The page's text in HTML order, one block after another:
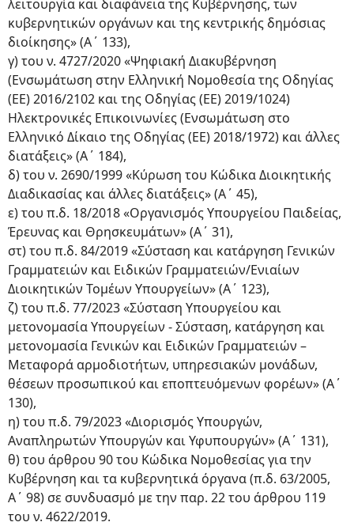
λειτουργία και διαφάνεια της Κυβέρνησης, των
κυβερνητικών οργάνων και της κεντρικής δημόσιας
διοίκησης» (Α΄ 133),
γ) του ν. 4727/2020 «Ψηφιακή Διακυβέρνηση
(Ενσωμάτωση στην Ελληνική Νομοθεσία της Οδηγίας
(ΕΕ) 2016/2102 και της Οδηγίας (ΕΕ) 2019/1024)
Ηλεκτρονικές Επικοινωνίες (Ενσωμάτωση στο
Ελληνικό Δίκαιο της Οδηγίας (ΕΕ) 2018/1972) και άλλες
διατάξεις» (Α΄ 184),
δ) του ν. 2690/1999 «Κύρωση του Κώδικα Διοικητικής
Διαδικασίας και άλλες διατάξεις» (Α΄ 45),
ε) του π.δ. 18/2018 «Οργανισμός Υπουργείου Παιδείας,
Έρευνας και Θρησκευμάτων» (Α΄ 31),
στ) του π.δ. 84/2019 «Σύσταση και κατάργηση Γενικών
Γραμματειών και Ειδικών Γραμματειών/Ενιαίων
Διοικητικών Τομέων Υπουργείων» (Α΄ 123),
ζ) του π.δ. 77/2023 «Σύσταση Υπουργείου και
μετονομασία Υπουργείων - Σύσταση, κατάργηση και
μετονομασία Γενικών και Ειδικών Γραμματειών –
Μεταφορά αρμοδιοτήτων, υπηρεσιακών μονάδων,
θέσεων προσωπικού και εποπτευόμενων φορέων» (Α΄
130),
η) του π.δ. 79/2023 «Διορισμός Υπουργών,
Αναπληρωτών Υπουργών και Υφυπουργών» (Α΄ 131),
θ) του άρθρου 90 του Κώδικα Νομοθεσίας για την
Κυβέρνηση και τα κυβερνητικά όργανα (π.δ. 63/2005,
Α΄ 98) σε συνδυασμό με την παρ. 22 του άρθρου 119
του ν. 4622/2019.